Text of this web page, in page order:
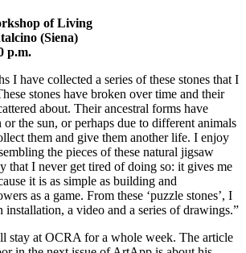
of Living
(Siena)
p.m.
I have collected a series of these stones that I
stones have broken over time and their
about. Their ancestral forms have
the sun, or perhaps due to different animals
them and give them another life. I enjoy
the pieces of these natural jigsaw
that I never get tired of doing so: it gives me
it is as simple as building and
as a game. From these ‘puzzle stones’, I
installation, a video and a series of drawings.”
stay at OCRA for a whole week. The article